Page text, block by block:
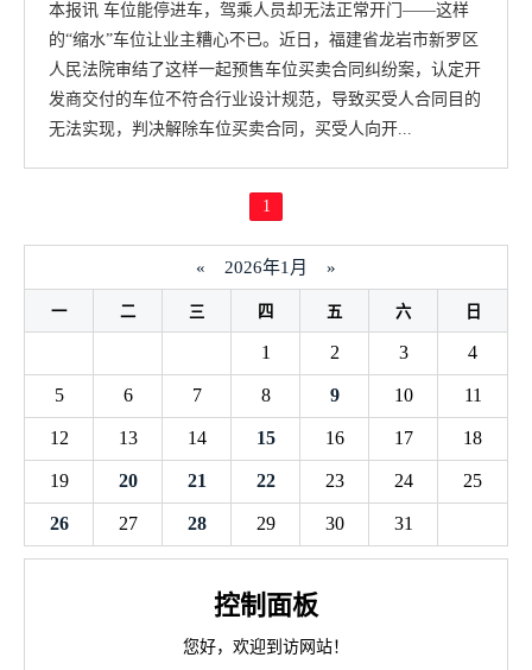
本报讯 车位能停进车，驾乘人员却无法正常开门——这样
的“缩水”车位让业主糟心不已。近日，福建省龙岩市新罗区
人民法院审结了这样一起预售车位买卖合同纠纷案，认定开
发商交付的车位不符合行业设计规范，导致买受人合同目的
无法实现，判决解除车位买卖合同，买受人向开...
1
« 2026年1月 »
一 二 三 四 五 六 日
1 2 3 4
5 6 7 8 9 10 11
12 13 14 15 16 17 18
19 20 21 22 23 24 25
26 27 28 29 30 31
控制面板
您好，欢迎到访网站！